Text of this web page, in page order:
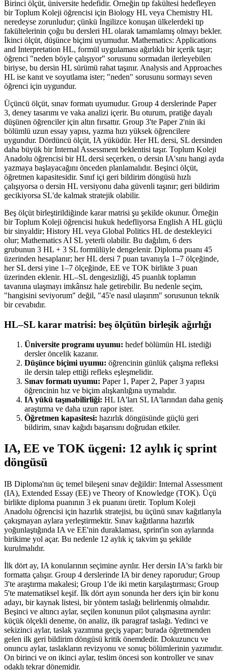
Birinci ölçüt, üniversite hedefidir. Örneğin tıp fakültesi hedefleyen
bir Toplum Koleji öğrencisi için Biology HL veya Chemistry HL
neredeyse zorunludur; çünkü İngilizce konuşan ülkelerdeki tıp
fakültelerinin çoğu bu dersleri HL olarak tamamlamış olmayı bekler.
İkinci ölçüt, düşünce biçimi uyumudur. Mathematics: Applications
and Interpretation HL, formül uygulaması ağırlıklı bir içerik taşır;
öğrenci "neden böyle çalışıyor" sorusunu sormadan ilerleyebilen
biriyse, bu dersin HL sürümü rahat taşınır. Analysis and Approaches
HL ise kanıt ve soyutlama ister; "neden" sorusunu sormayı seven
öğrenci için uygundur.
Üçüncü ölçüt, sınav formatı uyumudur. Group 4 derslerinde Paper
3, deney tasarımı ve vaka analizi içerir. Bu oturum, pratiğe dayalı
düşünen öğrenciler için altın fırsattır. Group 3'te Paper 2'nin iki
bölümlü uzun essay yapısı, yazma hızı yüksek öğrencilere
uygundur. Dördüncü ölçüt, IA yüküdür. Her HL dersi, SL dersinden
daha büyük bir Internal Assessment beklentisi taşır. Toplum Koleji
Anadolu öğrencisi bir HL dersi seçerken, o dersin IA'sını hangi ayda
yazmaya başlayacağını önceden planlamalıdır. Beşinci ölçüt,
öğretmen kapasitesidir. Sınıf içi geri bildirim döngüsü hızlı
çalışıyorsa o dersin HL versiyonu daha güvenli taşınır; geri bildirim
gecikiyorsa SL'de kalmak stratejik olabilir.
Beş ölçüt birleştirildiğinde karar matrisi şu şekilde okunur. Örneğin
bir Toplum Koleji öğrencisi hukuk hedefliyorsa English A HL güçlü
bir sinyaldir; History HL veya Global Politics HL de destekleyici
olur; Mathematics AI SL yeterli olabilir. Bu dağılım, 6 ders
grubunun 3 HL + 3 SL formülüyle dengelenir. Diploma puanı 45
üzerinden hesaplanır; her HL dersi 7 puan tavanıyla 1–7 ölçeğinde,
her SL dersi yine 1–7 ölçeğinde, EE ve TOK birlikte 3 puan
üzerinden eklenir. HL–SL dengesizliği, 45 puanlık toplamın
tavanına ulaşmayı imkânsız hale getirebilir. Bu nedenle seçim,
"hangisini seviyorum" değil, "45'e nasıl ulaşırım" sorusunun teknik
bir cevabıdır.
HL–SL karar matrisi: beş ölçütün birleşik ağırlığı
Üniversite programı uyumu: hedef bölümün HL istediği
dersler öncelik kazanır.
Düşünce biçimi uyumu: öğrencinin günlük çalışma refleksi
ile dersin talep ettiği refleks eşleşmelidir.
Sınav formatı uyumu: Paper 1, Paper 2, Paper 3 yapısı
öğrencinin hız ve biçim alışkanlığına uymalıdır.
IA yükü taşınabilirliği: HL IA'ları SL IA'larından daha geniş
araştırma ve daha uzun rapor ister.
Öğretmen kapasitesi: hazırlık döngüsünde güçlü geri
bildirim, sınav kağıdı başarısını doğrudan etkiler.
IA, EE ve TOK üçgeni: 12 aylık iç sprint
döngüsü
IB Diploma'nın üç temel bileşeni sınav değildir: Internal Assessment
(IA), Extended Essay (EE) ve Theory of Knowledge (TOK). Üçü
birlikte diploma puanının 3 ek puanını üretir. Toplum Koleji
Anadolu öğrencisi için hazırlık stratejisi, bu üçünü sınav kağıtlarıyla
çakışmayan aylara yerleştirmektir. Sınav kağıtlarına hazırlık
yoğunlaştığında IA ve EE'nin duraklaması, sprint'in son aylarında
birikime yol açar. Bu nedenle 12 aylık iç takvim şu şekilde
kurulmalıdır.
İlk dört ay, IA konularının seçimine ayrılır. Her dersin IA'sı farklı bir
formatta çalışır. Group 4 derslerinde IA bir deney raporudur; Group
3'te araştırma makalesi; Group 1'de iki metin karşılaştırması; Group
5'te matematiksel keşif. İlk dört ayın sonunda her ders için bir konu
adayı, bir kaynak listesi, bir yöntem taslağı belirlenmiş olmalıdır.
Beşinci ve altıncı aylar, seçilen konunun pilot çalışmasına ayrılır:
küçük ölçekli deneme, ön analiz, ilk paragraf taslağı. Yedinci ve
sekizinci aylar, taslak yazımına geçiş yapar; burada öğretmenden
gelen ilk geri bildirim döngüsü kritik önemdedir. Dokuzuncu ve
onuncu aylar, taslakların revizyonu ve sonuç bölümlerinin yazımıdır.
On birinci ve on ikinci aylar, teslim öncesi son kontroller ve sınav
odaklı tekrar dönemidir.